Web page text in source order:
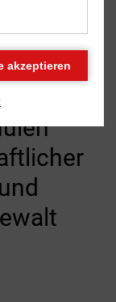
BBT